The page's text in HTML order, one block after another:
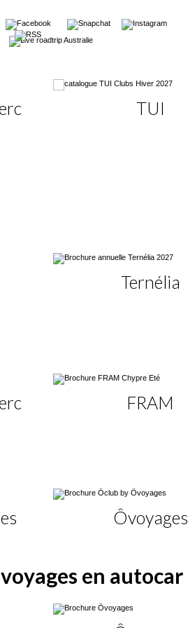
TUI
Ternélia
FRAM
Ôvoyages
en autocar